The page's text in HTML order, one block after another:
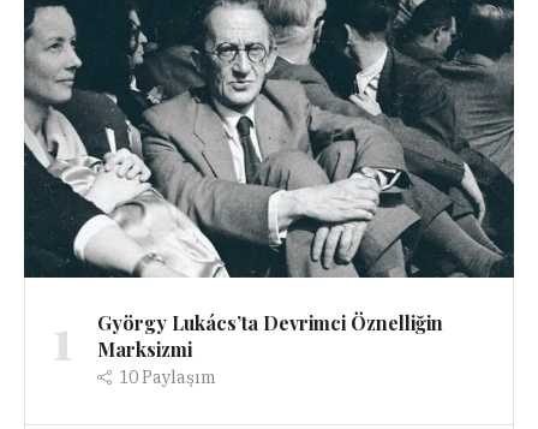
1
György Lukács’ta Devrimci Öznelliğin
Marksizmi
10Paylaşım